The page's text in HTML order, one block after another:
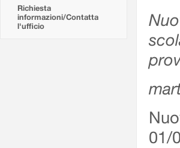
Richiesta
informazioni/Contatta
l'ufficio
01/